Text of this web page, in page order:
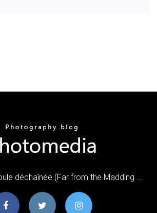
déchaînée (Far from the Madding ...